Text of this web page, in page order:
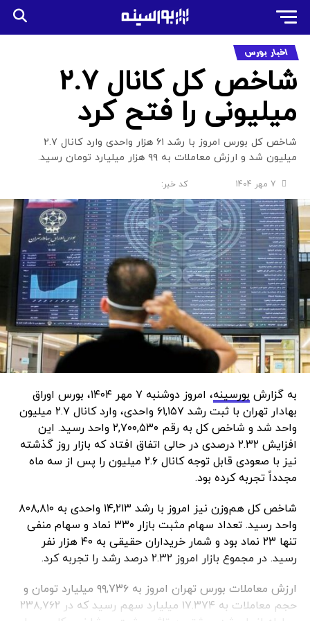
اخبار بورس
شاخص کل کانال ۲.۷
میلیونی را فتح کرد
شاخص کل بورس امروز با رشد ۶۱ هزار واحدی وارد کانال ۲.۷
میلیون شد و ارزش معاملات به ۹۹ هزار میلیارد تومان رسید.
7 مهر 1404
به گزارش بورسینه
، امروز دوشنبه ۷ مهر ۱۴۰۴، بورس اوراق
بهادار تهران با ثبت رشد ۶۱,۱۵۷ واحدی، وارد کانال ۲.۷ میلیون
واحد شد و شاخص کل به رقم ۲,۷۰۰,۵۳۰ واحد رسید. این
افزایش ۲.۳۲ درصدی در حالی اتفاق افتاد که بازار روز گذشته
نیز با صعودی قابل توجه کانال ۲.۶ میلیون را پس از سه ماه
مجدداً تجربه کرده بود.
شاخص کل هم‌وزن نیز امروز با رشد ۱۴,۲۱۳ واحدی به ۸۰۸,۸۱۰
واحد رسید. تعداد سهام مثبت بازار ۳۳۰ نماد و سهام منفی
تنها ۲۳ نماد بود و شمار خریداران حقیقی به ۴۰ هزار نفر
رسید. در مجموع بازار امروز ۲.۳۲ درصد رشد را تجربه کرد.
ارزش معاملات بورس تهران امروز به ۹۹,۷۳۶ میلیارد تومان و
حجم معاملات به ۱۷.۳۷۴ میلیارد سهم رسید که در ۲۳۸,۷۶۲